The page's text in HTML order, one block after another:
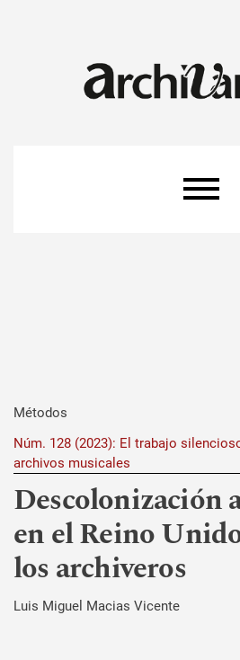
Métodos
Núm. 128 (2023): El trabajo
archivos musicales
Descolonización
en el Reino
los archiveros
Luis Miguel Macias Vicente